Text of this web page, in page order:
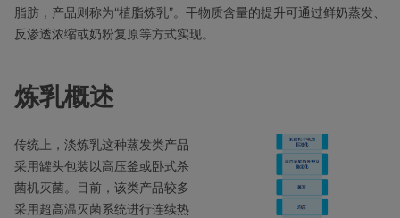
脂肪，产品则称为“植脂炼乳”。干物质含量的提升可通过鲜奶蒸发、
反渗透浓缩或奶粉复原等方式实现。
炼乳概述
传统上，淡炼乳这种蒸发类产品
采用罐头包装以高压釜或卧式杀
菌机灭菌。目前，该类产品较多
采用超高温灭菌系统进行连续热